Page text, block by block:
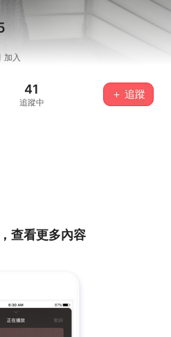
加入
41
追蹤中
＋ 追蹤
查看更多內容